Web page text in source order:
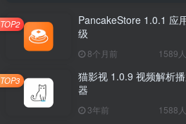
PancakeStore 1.0.1 应
级
8个月前 1589
TOP2
猫影视 1.0.9 视频解析
器
3年前 1588
TOP3